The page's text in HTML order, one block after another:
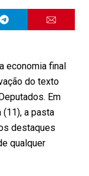
economia final
do texto
Em
a pasta
destaques
qualquer